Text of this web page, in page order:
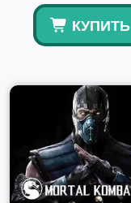
КУПИТЬ